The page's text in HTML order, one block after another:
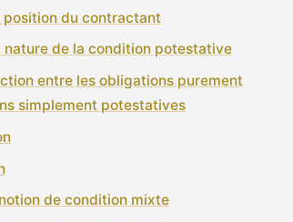
du contractant
de la condition potestative
entre les obligations purement
simplement potestatives
de condition mixte